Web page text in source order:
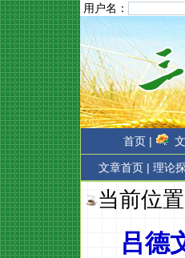
用户名：
首页 |
文章首页 | 理论
当前位
吕德